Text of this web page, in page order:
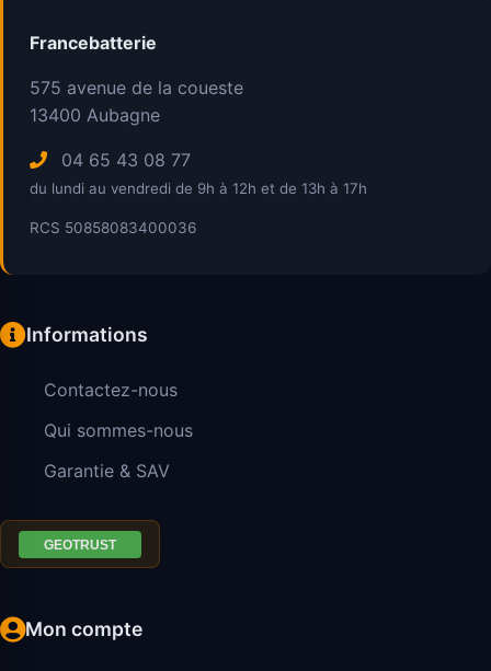
Francebatterie
575 avenue de la coueste
13400 Aubagne
04 65 43 08 77
du lundi au vendredi de 9h à 12h et de 13h à 17h
RCS 50858083400036
Informations
Contactez-nous
Qui sommes-nous
Garantie & SAV
Mon compte